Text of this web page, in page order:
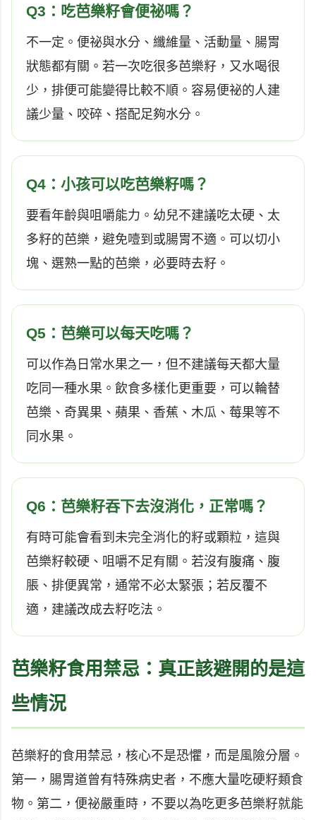
Q3：吃芭樂籽會便祕嗎？
不一定。便祕與水分、纖維量、活動量、腸胃
狀態都有關。若一次吃很多芭樂籽，又水喝很
少，排便可能變得比較不順。容易便祕的人建
議少量、咬碎、搭配足夠水分。
Q4：小孩可以吃芭樂籽嗎？
要看年齡與咀嚼能力。幼兒不建議吃太硬、太
多籽的芭樂，避免噎到或腸胃不適。可以切小
塊、選熟一點的芭樂，必要時去籽。
Q5：芭樂可以每天吃嗎？
可以作為日常水果之一，但不建議每天都大量
吃同一種水果。飲食多樣化更重要，可以輪替
芭樂、奇異果、蘋果、香蕉、木瓜、莓果等不
同水果。
Q6：芭樂籽吞下去沒消化，正常嗎？
有時可能會看到未完全消化的籽或顆粒，這與
芭樂籽較硬、咀嚼不足有關。若沒有腹痛、腹
脹、排便異常，通常不必太緊張；若反覆不
適，建議改成去籽吃法。
芭樂籽食用禁忌：真正該避開的是這
些情況
芭樂籽的食用禁忌，核心不是恐懼，而是風險分層。
第一，腸胃道曾有特殊病史者，不應大量吃硬籽類食
物。第二，便祕嚴重時，不要以為吃更多芭樂籽就能